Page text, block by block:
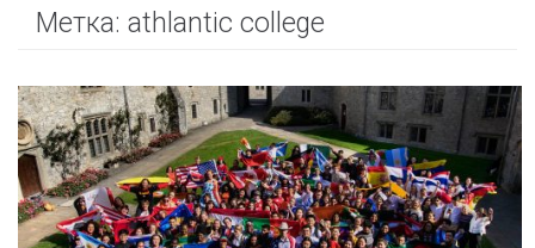
Метка: athlantic college